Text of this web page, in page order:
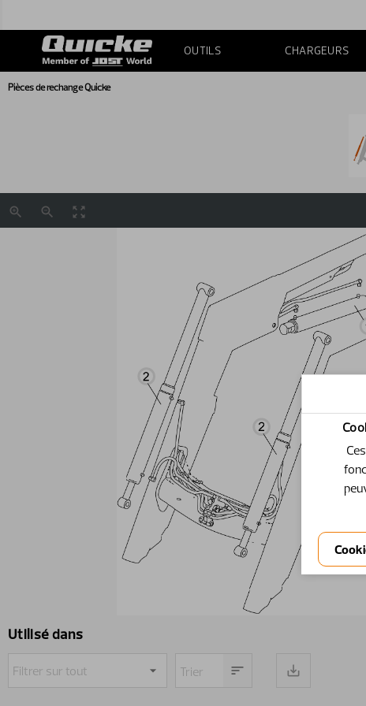
OUTILS CHARGEURS
Pièces de rechange Quicke
Utilisé dans